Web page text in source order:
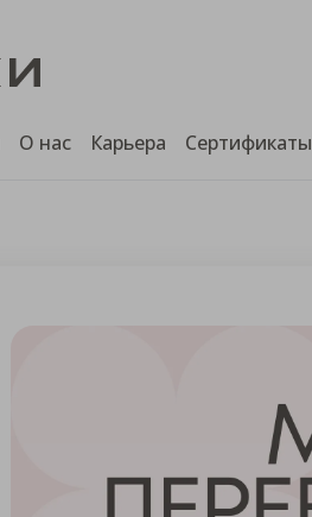
О нас Карьера Сертификаты